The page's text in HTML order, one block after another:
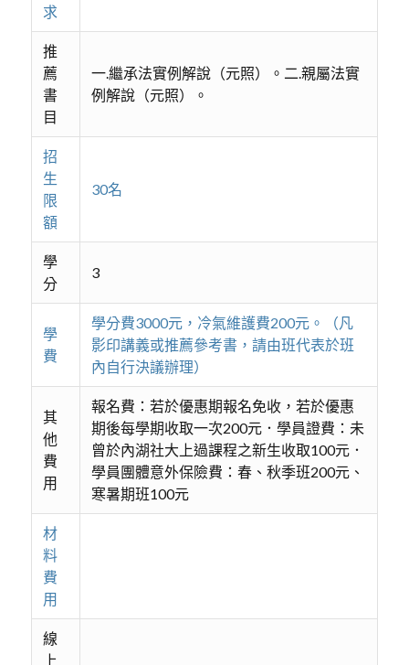
求
推
薦
書
目
一.繼承法實例解說（元照）。二.親屬法實
例解說（元照）。
招
生
限
額
30名
學
分
3
學
費
學分費3000元，冷氣維護費200元。（凡
影印講義或推薦參考書，請由班代表於班
內自行決議辦理）
其
他
費
用
報名費：若於優惠期報名免收，若於優惠
期後每學期收取一次200元．學員證費：未
曾於內湖社大上過課程之新生收取100元．
學員團體意外保險費：春、秋季班200元、
寒暑期班100元
材
料
費
用
線
上